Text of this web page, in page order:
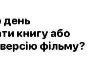
день
книгу або
фільму?